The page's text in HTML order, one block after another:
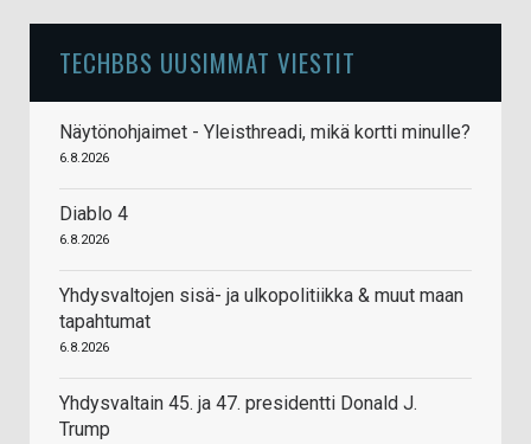
TECHBBS UUSIMMAT VIESTIT
Näytönohjaimet - Yleisthreadi, mikä kortti minulle?
6.8.2026
Diablo 4
6.8.2026
Yhdysvaltojen sisä- ja ulkopolitiikka & muut maan
tapahtumat
6.8.2026
Yhdysvaltain 45. ja 47. presidentti Donald J.
Trump